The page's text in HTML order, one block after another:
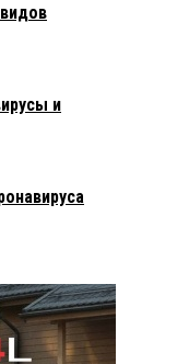
все больше и
ценность
нет ничего!
и